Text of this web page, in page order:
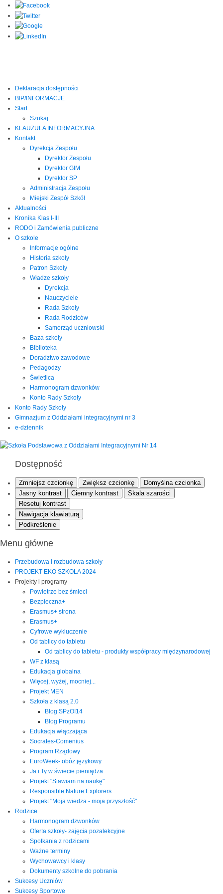
Deklaracja dostępności
BIP/INFORMACJE
Start
Szukaj
KLAUZULA INFORMACYJNA
Kontakt
Dyrekcja Zespołu
Dyrektor Zespołu
Dyrektor GIM
Dyrektor SP
Administracja Zespołu
Miejski Zespół Szkół
Aktualności
Kronika Klas I-III
RODO i Zamówienia publiczne
O szkole
Informacje ogólne
Historia szkoły
Patron Szkoły
Władze szkoły
Dyrekcja
Nauczyciele
Rada Szkoły
Rada Rodziców
Samorząd uczniowski
Baza szkoły
Biblioteka
Doradztwo zawodowe
Pedagodzy
Świetlica
Harmonogram dzwonków
Konto Rady Szkoły
Konto Rady Szkoły
Gimnazjum z Oddziałami integracyjnymi nr 3
e-dziennik
Dostępność
Zmniejsz czcionkę Zwiększ czcionkę
Domyślna czcionka
Jasny kontrast
Ciemny kontrast
Skala szarości
Resetuj kontrast
Nawigacja klawiaturą
Podkreślenie
Menu główne
Przebudowa i rozbudowa szkoły
PROJEKT EKO SZKOŁA 2024
Projekty i programy
Powietrze bez śmieci
Bezpieczna+
Erasmus+ strona
Erasmus+
Cyfrowe wykluczenie
Od tablicy do tabletu
Od tablicy do tabletu - produkty współpracy międzynarodowej
WF z klasą
Edukacja globalna
Więcej, wyżej, mocniej...
Projekt MEN
Szkoła z klasą 2.0
Blog SPzOI14
Blog Programu
Edukacja włączająca
Socrates-Comenius
Program Rządowy
EuroWeek- obóz językowy
Ja i Ty w świecie pieniądza
Projekt "Stawiam na naukę"
Responsible Nature Explorers
Projekt "Moja wiedza - moja przyszłość"
Rodzice
Harmonogram dzwonków
Oferta szkoły- zajęcia pozalekcyjne
Spotkania z rodzicami
Ważne terminy
Wychowawcy i klasy
Dokumenty szkolne do pobrania
Sukcesy Uczniów
Sukcesy Sportowe